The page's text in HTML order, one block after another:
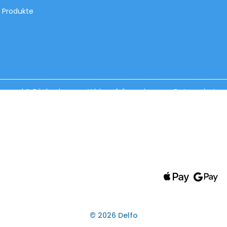
Produkte
& Rückgabe Widerrufsformular Datenschutz
© 2026 Delfo